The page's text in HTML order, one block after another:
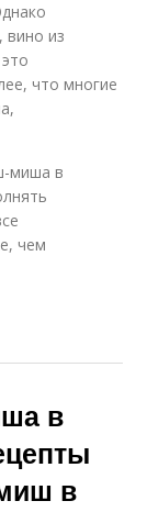
вино из
что многие
миша в
чем
в
в